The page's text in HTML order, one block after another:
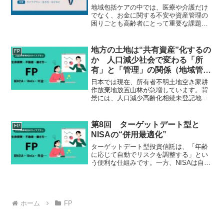
地域包括ケアの中では、医療や介護だけ
でなく、お金に関する不安や資産管理の
困りごとも高齢者にとって重要な課題で
成、相続や保険の手続きなど、高齢期の
生活は金融領域とも深くつな...
FP
地方の土地は“共有資産”化するの
か 人口減少社会で変わる「所
有」と「管理」の関係（地域管理
編）
日本では現在、所有者不明土地空き家耕
作放棄地放置山林が急増しています。背
景には、人口減少高齢化相続未登記地方
る資産」でした。しかし人口減少社会で
は、「維持できない土地」が...
FP
第8回 ターゲットデート型と
NISAの“併用最適化”
ターゲットデート型投資信託は、「年齢
に応じて自動でリスクを調整する」とい
う便利な仕組みです。一方、NISAは自由
ホーム
FP